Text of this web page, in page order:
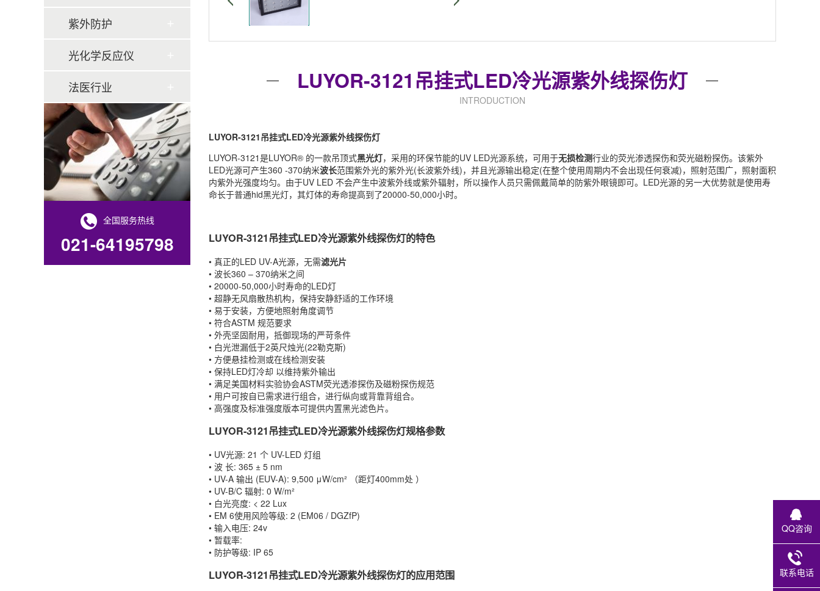
紫外防护
光化学反应仪
法医行业
全国服务热线
021-64195798
LUYOR-3121吊挂式LED冷光源紫外线探伤灯
INTRODUCTION
LUYOR-3121吊挂式LED冷光源紫外线探伤灯
LUYOR-3121是LUYOR® 的一款吊顶式黑光灯，采用的环保节能的UV LED光源系统，可用于无损检测行业的荧光渗透探伤和荧光磁粉探伤。该紫外
LED光源可产生360 -370纳米波长范围紫外光的紫外光(长波紫外线)，并且光源输出稳定(在整个使用周期内不会出现任何衰减)，照射范围广，照射面积
内紫外光强度均匀。由于UV LED 不会产生中波紫外线或紫外辐射，所以操作人员只需佩戴简单的防紫外眼镜即可。LED光源的另一大优势就是使用寿
命长于普通hid黑光灯，其灯体的寿命提高到了20000-50,000小时。
LUYOR-3121吊挂式LED冷光源紫外线探伤灯的特色
• 真正的LED UV-A光源，无需滤光片
• 波长360 – 370纳米之间
• 20000-50,000小时寿命的LED灯
• 超静无风扇散热机构，保持安静舒适的工作环境
• 易于安装，方便地照射角度调节
• 符合ASTM 规范要求
• 外壳坚固耐用，抵御现场的严苛条件
• 白光泄漏低于2英尺烛光(22勒克斯)
• 方便悬挂检测或在线检测安装
• 保持LED灯冷却 以维持紫外输出
• 满足美国材料实验协会ASTM荧光透渗探伤及磁粉探伤规范
• 用户可按自已需求进行组合，进行纵向或背靠背组合。
• 高强度及标准强度版本可提供内置黑光滤色片。
LUYOR-3121吊挂式LED冷光源紫外线探伤灯规格参数
• UV光源: 21 个 UV-LED 灯组
• 波 长: 365 ± 5 nm
• UV-A 输出 (EUV-A): 9,500 μW/cm² （距灯400mm处 ）
• UV-B/C 辐射: 0 W/m²
• 白光亮度: < 22 Lux
• EM 6使用风险等级: 2 (EM06 / DGZfP)
• 输入电压: 24v
• 暂载率:
• 防护等级: IP 65
LUYOR-3121吊挂式LED冷光源紫外线探伤灯的应用范围
QQ咨询
联系电话